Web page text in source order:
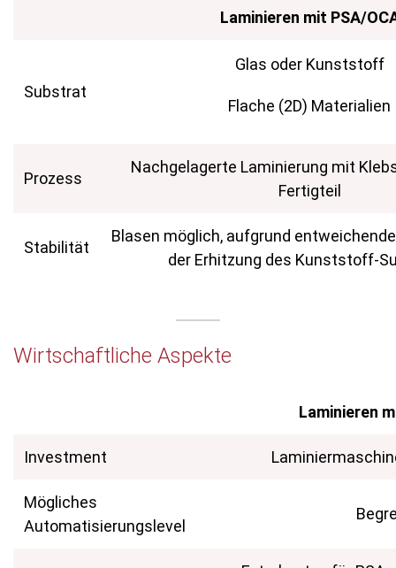
Laminieren mit PSA/
Substrat
Glas oder Kunststoff
Flache (2D) Materialien
Prozess
Nachgelagerte Laminierung mit
Fertigteil
Stabilität
Blasen möglich, aufgrund
der Erhitzung des Kunststoff-
Wirtschaftliche Aspekte
Laminieren
Investment
Mögliches
Automatisierungslevel